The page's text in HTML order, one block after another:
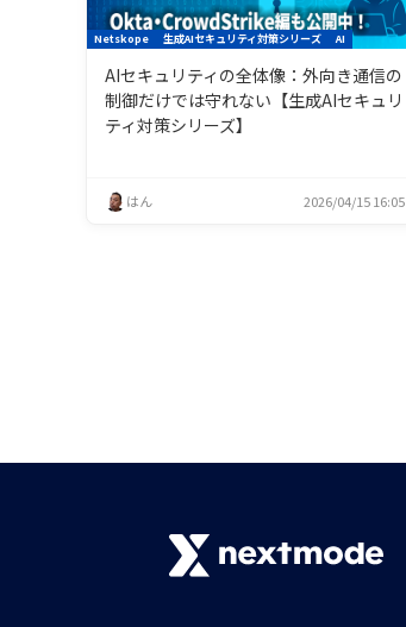
Netskope 生成AIセキュリティ対策シリーズ AI
AIセキュリティの全体像：外向き通信の
制御だけでは守れない【生成AIセキュリ
ティ対策シリーズ】
はん 2026/04/15 16:05